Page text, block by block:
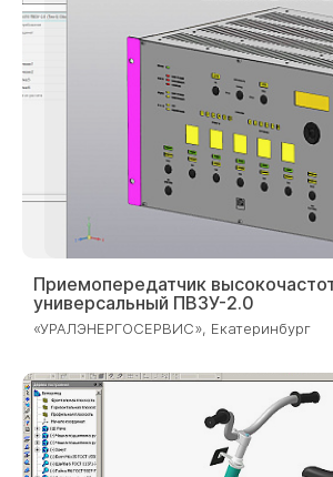
Приемопередатчик
универсальный ПВЗУ-2.0
«УРАЛЭНЕРГОСЕРВИС», Екатеринбург